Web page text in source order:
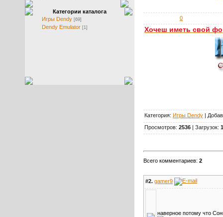
Категории каталога
Игры Dendy [69]
Dendy Emulator [1]
0
Хочеш иметь свой
Категория: Игры Dendy |
Просмотров: 2536 | Загрузок:
Всего комментариев: 2
#2. gamer9
наверное потому что